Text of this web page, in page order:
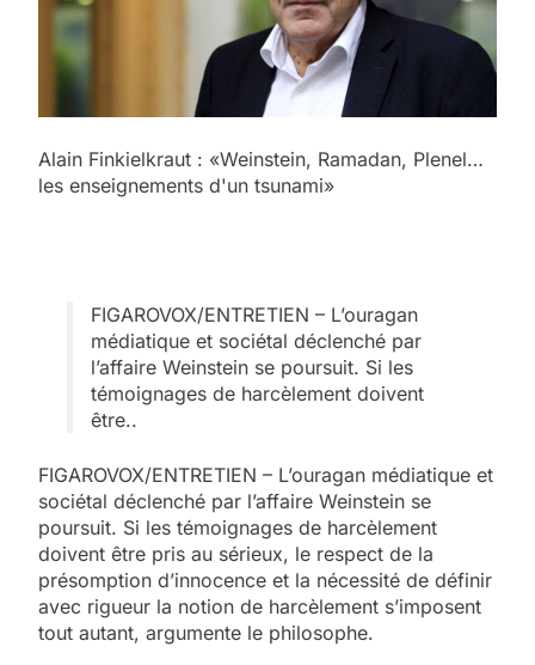
Alain Finkielkraut : «Weinstein, Ramadan, Plenel…
les enseignements d'un tsunami»
FIGAROVOX/ENTRETIEN – L’ouragan
médiatique et sociétal déclenché par
l’affaire Weinstein se poursuit. Si les
témoignages de harcèlement doivent
être..
FIGAROVOX/ENTRETIEN – L’ouragan médiatique et
sociétal déclenché par l’affaire Weinstein se
poursuit. Si les témoignages de harcèlement
doivent être pris au sérieux, le respect de la
présomption d’innocence et la nécessité de définir
avec rigueur la notion de harcèlement s’imposent
tout autant, argumente le philosophe.